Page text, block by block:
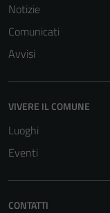
Notizie
Comunicati
Avvisi
VIVERE IL COMUNE
Luoghi
Eventi
CONTATTI